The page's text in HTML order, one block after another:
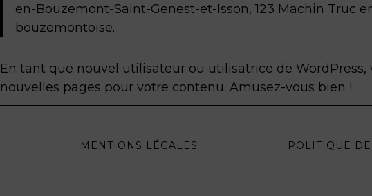
en-Bouzemont-Saint-Genest-et-Isson, 123 Machin Truc
bouzemontoise.
En tant que nouvel utilisateur ou utilisatrice de WordPress,
nouvelles pages pour votre contenu. Amusez-vous bien !
MENTIONS LÉGALES POLITIQUE